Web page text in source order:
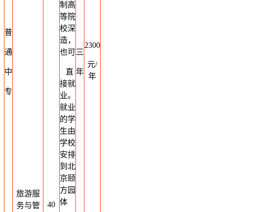
普
通
中
专
制高
等院
校深
造，
也可
直
接就
业。
就业
的学
生由
学校
安排
到北
京颐
方园
体
三
年
2300
元/
年
旅游服
务与管
40